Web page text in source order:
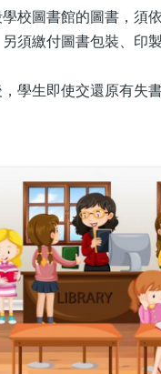
校圖書館的圖書，須
須繳付圖書包裝、印
學生即使交還原有失